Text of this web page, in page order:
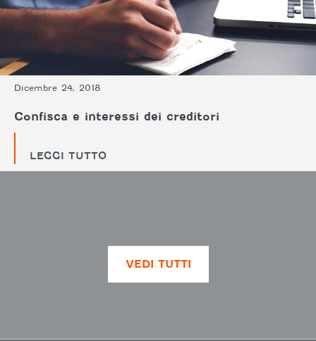
Dicembre 24, 2018
Confisca e interessi dei creditori
LEGGI TUTTO
VEDI TUTTI